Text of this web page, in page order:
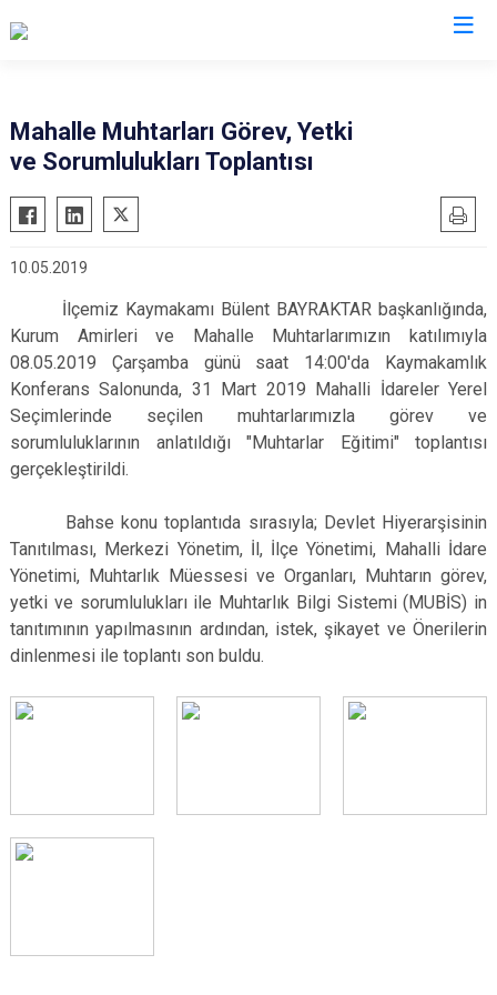
Büyükorhan
Gemlik
Harmancık
İznik
Karacabey
Keles
Kestel
Mustafakemalpaşa
Orhangazi
Osmangazi
Yenişehir
Yıldırım
Mahalle Muhtarları Görev, Yetki
ve Sorumlulukları Toplantısı
10.05.2019
İlçemiz Kaymakamı Bülent BAYRAKTAR başkanlığında,
Kurum Amirleri ve Mahalle Muhtarlarımızın katılımıyla
08.05.2019 Çarşamba günü saat 14:00'da Kaymakamlık
Konferans Salonunda, 31 Mart 2019 Mahalli İdareler Yerel
Seçimlerinde seçilen muhtarlarımızla görev ve
sorumluluklarının anlatıldığı "Muhtarlar Eğitimi" toplantısı
gerçekleştirildi.
Bahse konu toplantıda sırasıyla; Devlet Hiyerarşisinin
Tanıtılması, Merkezi Yönetim, İl, İlçe Yönetimi, Mahalli İdare
Yönetimi, Muhtarlık Müessesi ve Organları, Muhtarın görev,
yetki ve sorumlulukları ile Muhtarlık Bilgi Sistemi (MUBİS) in
tanıtımının yapılmasının ardından, istek, şikayet ve Önerilerin
dinlenmesi ile toplantı son buldu.